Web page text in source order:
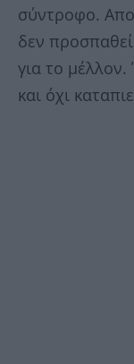
σύντροφο.
δεν
για το μέλλον.
και όχι